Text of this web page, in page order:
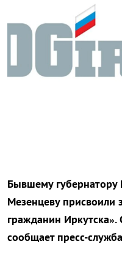
Бывшему
Мезенцеву присвоили
гражданин
сообщает пресс-